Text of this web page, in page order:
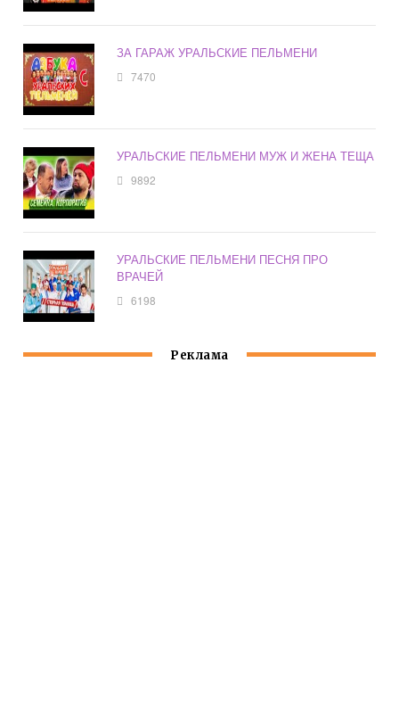
ЗА ГАРАЖ УРАЛЬСКИЕ ПЕЛЬМЕНИ
7470
УРАЛЬСКИЕ ПЕЛЬМЕНИ МУЖ И ЖЕНА ТЕЩА
9892
УРАЛЬСКИЕ ПЕЛЬМЕНИ ПЕСНЯ ПРО
ВРАЧЕЙ
6198
Реклама